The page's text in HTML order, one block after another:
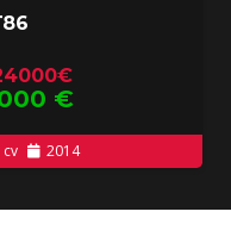
€
cv 2014